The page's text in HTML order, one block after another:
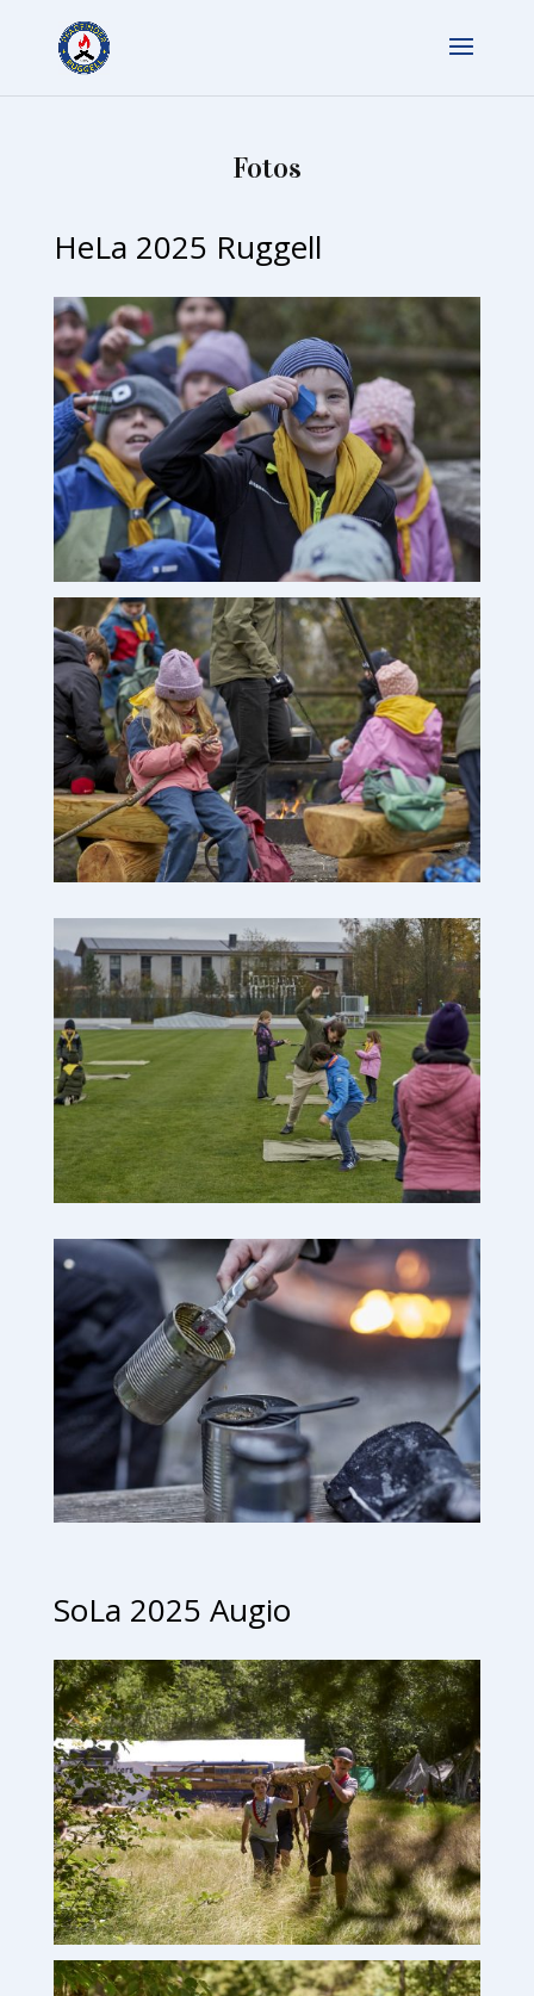
Fotos
HeLa 2025 Ruggell
SoLa 2025 Augio